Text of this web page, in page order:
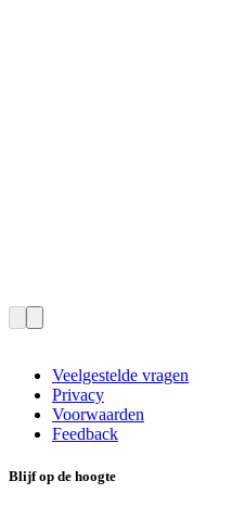
Veelgestelde vragen
Privacy
Voorwaarden
Feedback
Blijf op de hoogte